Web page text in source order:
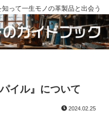
って一生モノの革製品と出会う
イル』について
2024.02.25